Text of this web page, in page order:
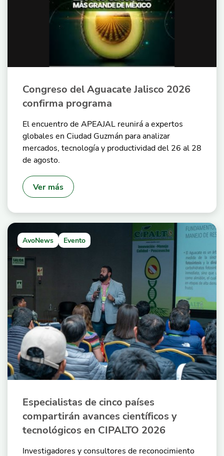
Congreso del Aguacate Jalisco 2026
confirma programa
El encuentro de APEAJAL reunirá a expertos
globales en Ciudad Guzmán para analizar
mercados, tecnología y productividad del 26 al 28
de agosto.
Ver más
AvoNews Evento
Especialistas de cinco países
compartirán avances científicos y
tecnológicos en CIPALTO 2026
Investigadores y consultores de reconocimiento